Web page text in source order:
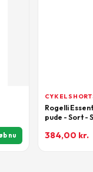
nu
Rogelli
pude - Sort -
384,00 kr.